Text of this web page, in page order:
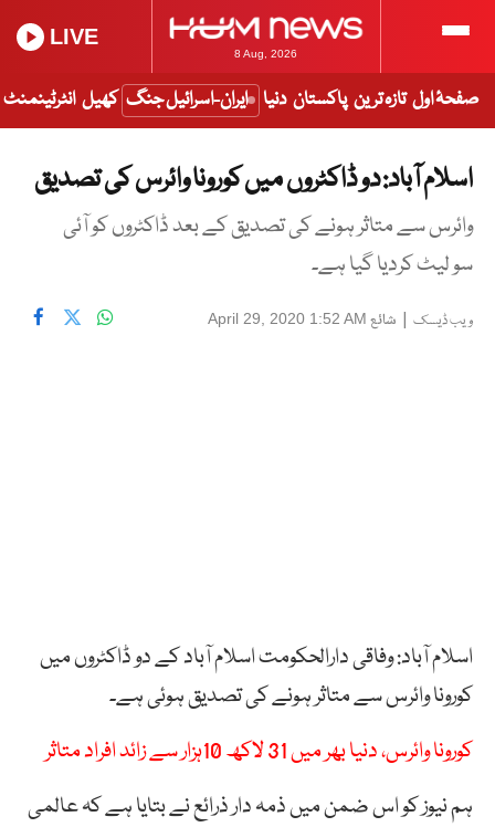
8 Aug, 2026
LIVE
صفحۂ اول تازہ ترین پاکستان دنیا ایران-اسرائیل جنگ کھیل انٹرٹینمنٹ
اسلام آباد: دو ڈاکٹروں میں کورونا وائرس کی تصدیق
وائرس سے متاثر ہونے کی تصدیق کے بعد ڈاکٹروں کو آئی
سو لیٹ کردیا گیا ہے۔
ویب ڈیسک | شائع April 29, 2020 1:52 AM
اسلام آباد: وفاقی دارالحکومت اسلام آباد کے دو ڈاکٹروں میں
کورونا وائرس سے متاثر ہونے کی تصدیق ہوئی ہے۔
کورونا وائرس، دنیا بھر میں 31 لاکھ 10ہزار سے زائد افراد متاثر
ہم نیوز کو اس ضمن میں ذمہ دار ذرائع نے بتایا ہے کہ عالمی